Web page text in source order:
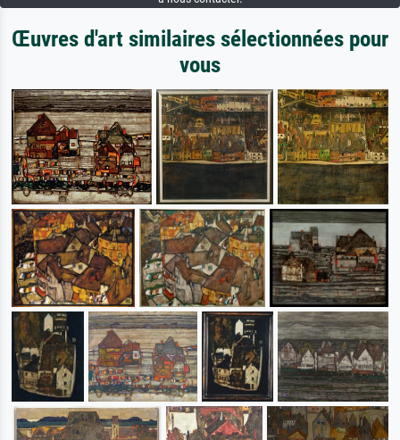
Œuvres d'art similaires sélectionnées pour
vous